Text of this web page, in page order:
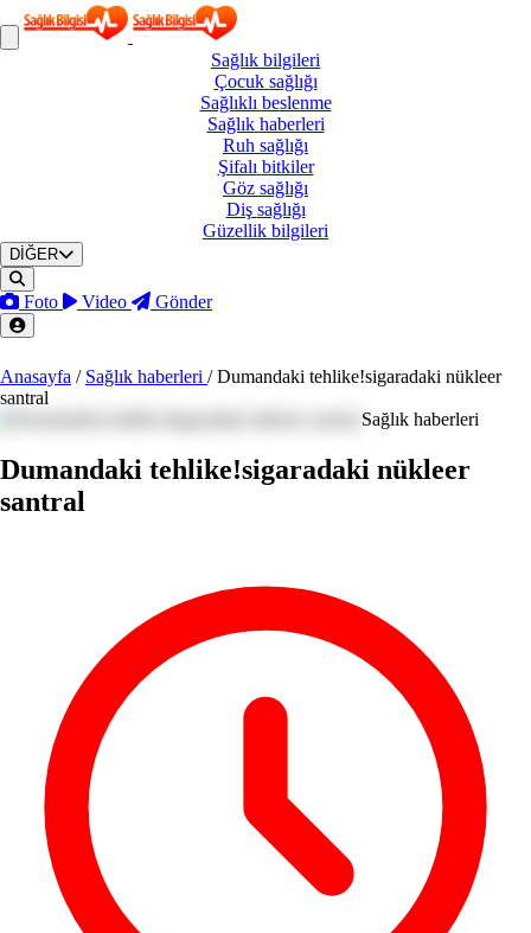
Sağlık bilgileri
Çocuk sağlığı
Sağlıklı beslenme
Sağlık haberleri
Ruh sağlığı
Şifalı bitkiler
Göz sağlığı
Diş sağlığı
Güzellik bilgileri
DİĞER
Foto Video Gönder
Anasayfa / Sağlık haberleri / Dumandaki tehlike!sigaradaki nükleer
santral
Sağlık haberleri
Dumandaki tehlike!sigaradaki nükleer
santral